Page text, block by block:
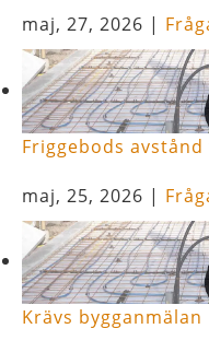
maj, 27, 2026 |
Friggebods
maj, 25, 2026 |
Krävs bygganmälan